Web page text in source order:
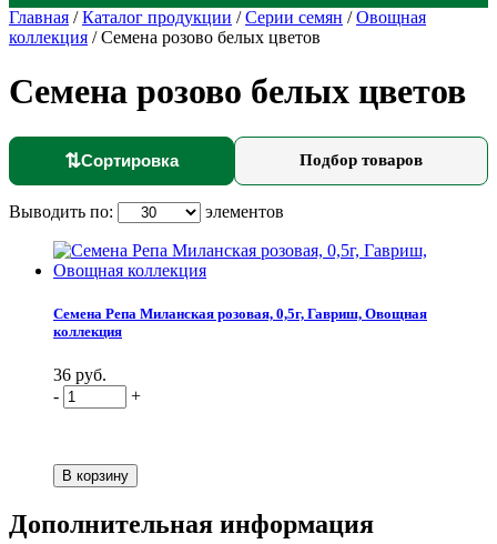
Главная /Каталог продукции /Серии семян /Овощная
коллекция /Семена розово белых цветов
Семена розово белых цветов
⇅Сортировка Подбор товаров
Выводить по: элементов
Семена Репа Миланская розовая, 0,5г, Гавриш, Овощная
коллекция
36 руб.
-
+
Дополнительная информация